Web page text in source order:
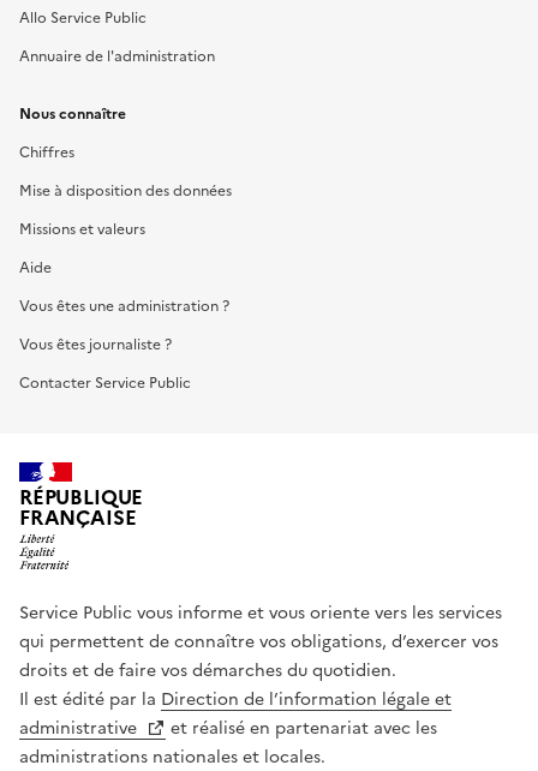
Allo Service Public
Annuaire de l'administration
Nous connaître
Chiffres
Mise à disposition des données
Missions et valeurs
Aide
Vous êtes une administration ?
Vous êtes journaliste ?
Contacter Service Public
RÉPUBLIQUE
FRANÇAISE
Service Public vous informe et vous oriente vers les services
qui permettent de connaître vos obligations, d’exercer vos
droits et de faire vos démarches du quotidien.
Il est édité par la Direction de l’information légale et
administrative
et réalisé en partenariat avec les
administrations nationales et locales.